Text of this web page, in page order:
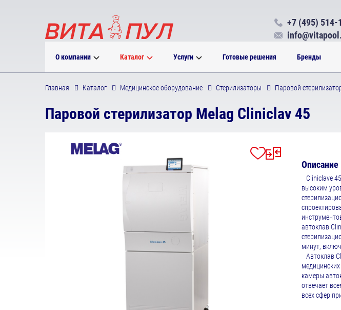
О компании Каталог Услуги Готовые решения Бренды
+7 (495) 514-
Главная Каталог Медицинское оборудование Стерилизаторы Паровой
Паровой стерилизатор Melag Cliniclav 45
Описание
Cliniclave
высоким
автоклав
минут,
Автоклав
камеры
отвечает
всех сфер